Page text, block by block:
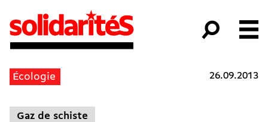
Écologie 26.09.2013
Gaz de schiste